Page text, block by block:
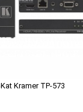
Kramer TP-573